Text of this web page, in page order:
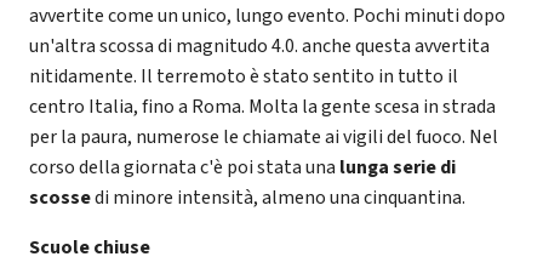
avvertite come un unico, lungo evento. Pochi minuti dopo
un'altra scossa di magnitudo 4.0. anche questa avvertita
nitidamente. Il terremoto è stato sentito in tutto il
centro Italia, fino a Roma. Molta la gente scesa in strada
per la paura, numerose le chiamate ai vigili del fuoco. Nel
corso della giornata c'è poi stata una lunga serie di
scossedi minore intensità, almeno una cinquantina.
Scuole chiuse